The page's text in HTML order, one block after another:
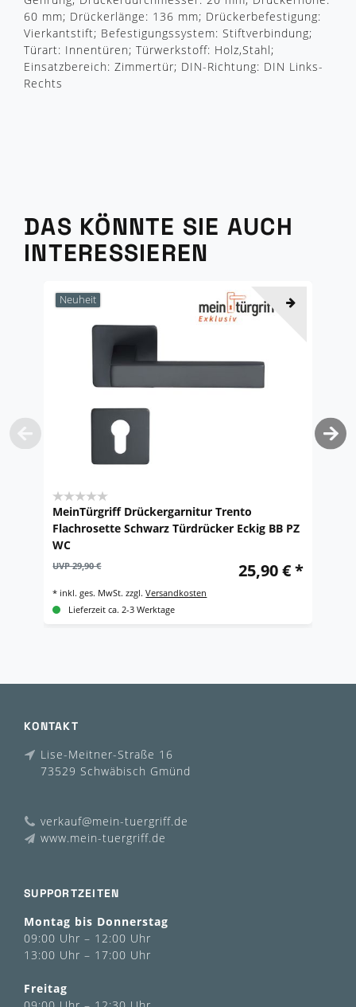
60 mm; Drückerlänge: 136 mm; Drückerbefestigung:
Vierkantstift; Befestigungssystem: Stiftverbindung;
Türart: Innentüren; Türwerkstoff: Holz,Stahl;
Einsatzbereich: Zimmertür; DIN-Richtung: DIN Links-
Rechts
DAS KÖNNTE SIE AUCH
INTERESSIEREN
Neuheit
MeinTürgriff Drückergarnitur Trento
Flachrosette Schwarz Türdrücker Eckig BB PZ
WC
UVP 29,90 € 25,90 € *
* inkl. ges. MwSt. zzgl.Versandkosten
Lieferzeit ca. 2-3 Werktage
KONTAKT
Lise-Meitner-Straße 16
73529 Schwäbisch Gmünd
verkauf@mein-tuergriff.de
www.mein-tuergriff.de
SUPPORTZEITEN
Montag bis Donnerstag
09:00 Uhr – 12:00 Uhr
13:00 Uhr – 17:00 Uhr
Freitag